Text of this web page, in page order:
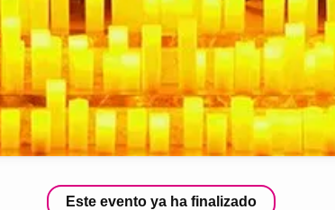
Este evento ya ha finalizado